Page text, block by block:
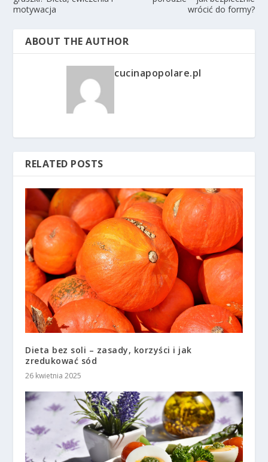
motywacja
wrócić do formy?
ABOUT THE AUTHOR
cucinapopolare.pl
RELATED POSTS
Dieta bez soli – zasady, korzyści i jak
zredukować sód
26 kwietnia 2025